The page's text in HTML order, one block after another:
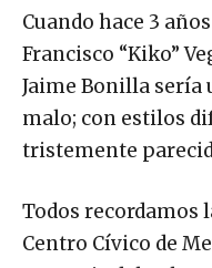
Cuando hace 3
Francisco “Kiko”
Jaime Bonilla sería
malo; con estilos
tristemente
Todos recordamos
Centro Cívico de